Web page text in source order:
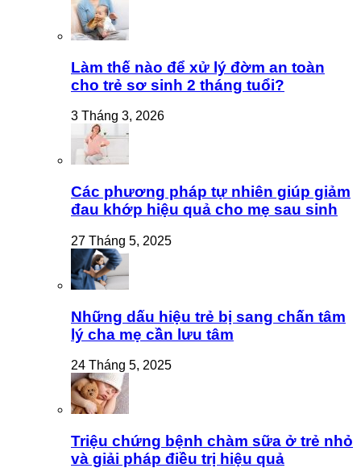
Làm thế nào để xử lý đờm an toàn
cho trẻ sơ sinh 2 tháng tuổi?
3 Tháng 3, 2026
Các phương pháp tự nhiên giúp giảm
đau khớp hiệu quả cho mẹ sau sinh
27 Tháng 5, 2025
Những dấu hiệu trẻ bị sang chấn tâm
lý cha mẹ cần lưu tâm
24 Tháng 5, 2025
Triệu chứng bệnh chàm sữa ở trẻ nhỏ
và giải pháp điều trị hiệu quả